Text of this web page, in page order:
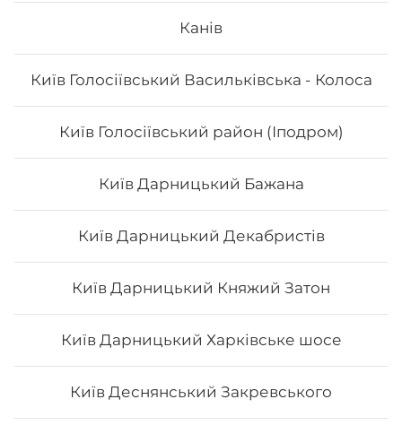
Канів
Київ Голосіївський Васильківська - Колоса
Київ Голосіївський район (Іподром)
Київ Дарницький Бажана
Київ Дарницький Декабристів
Київ Дарницький Княжий Затон
Київ Дарницький Харківське шосе
Київ Деснянський Закревського
Хочу